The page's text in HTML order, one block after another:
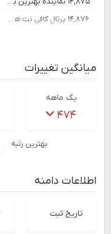
۱۴,۸۷۶
پرتال کافی نت ها و مشاغل اینترنتی | نرم افزار پنل پیامک رایگان
میانگین تغییرات
یک ماهه
۴۷۴
بهترین رتبه
اطلاعات دامنه
تاریخ ثبت